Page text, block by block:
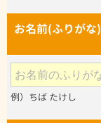
お名前(ふりがな)
例）ちば たけし